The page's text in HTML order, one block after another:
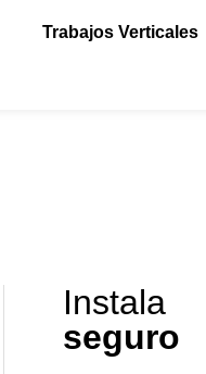
Trabajos Verticales
Instala
seguro